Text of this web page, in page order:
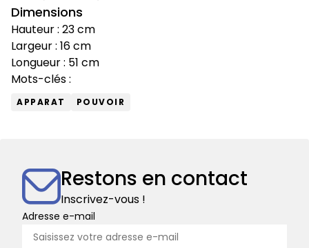
Dimensions
Hauteur : 23 cm
Largeur : 16 cm
Longueur : 51 cm
Mots-clés :
APPARAT POUVOIR
Restons en contact
Inscrivez-vous !
Adresse e-mail